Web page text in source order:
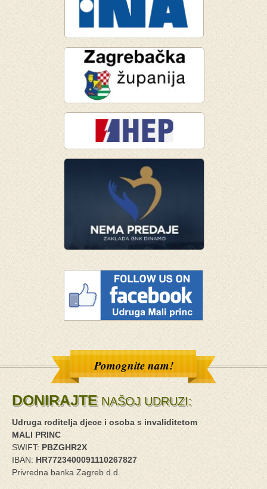
Pomognite nam!
DONIRAJTE NAŠOJ UDRUZI:
Udruga roditelja djece i osoba s invaliditetom
MALI PRINC
SWIFT: PBZGHR2X
IBAN: HR7723400091110267827
Privredna banka Zagreb d.d.